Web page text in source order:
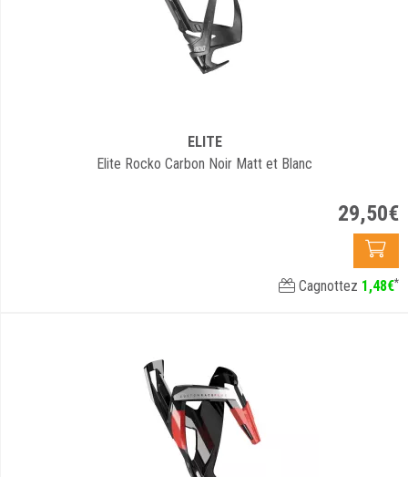
ELITE
Elite Rocko Carbon Noir Matt et Blanc
29,50€
Cagnottez 1,48€*